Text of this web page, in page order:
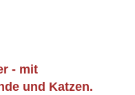
- mit
und Katzen.